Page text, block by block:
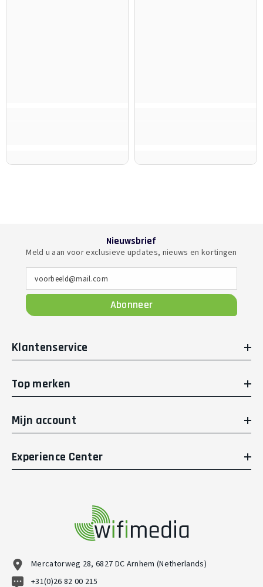
Nieuwsbrief
Meld u aan voor exclusieve updates, nieuws en kortingen
voorbeeld@mail.com
Abonneer
Klantenservice
Top merken
Mijn account
Experience Center
Mercatorweg 28, 6827 DC Arnhem (Netherlands)
+31(0)26 82 00 215